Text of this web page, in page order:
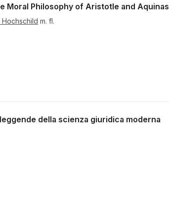
Moral Philosophy of Aristotle and Aquinas
Hochschild m. fl.
della scienza giuridica moderna